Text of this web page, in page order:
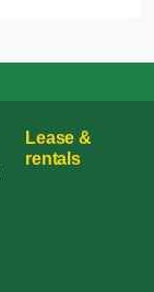
Lease &
rentals